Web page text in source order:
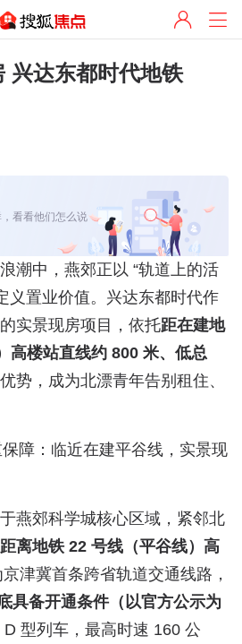
兴达东都时代地铁
看看他们怎么说
潮中，燕郊正以 “轨道上的活
义置业价值。兴达东都时代作
实景现房项目，依托距在建地
高楼站直线约 800 米、低总
势，成为北漂青年告别租住、
障：临近在建平谷线，实景现
于燕郊科学城核心区域，紧邻北
离地铁 22 号线（平谷线）高
津冀首条跨省轨道交通线路，
具备开通条件（以官方公示为
D 型列车，最高时速 160 公